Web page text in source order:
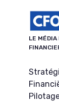
LE MÉDIA